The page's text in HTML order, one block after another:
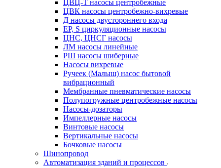
ЦВЦ-Т насосы центробежные
ЦВК насосы центробежно-вихревые
Д насосы двустороннего входа
EP, S циркуляционные насосы
ЦНС, ЦНСГ насосы
ЛМ насосы линейные
РШ насосы шиберные
Насосы вихревые
Ручеек (Малыш) насос бытовой
вибрационный
Мембранные пневматические насосы
Полупогружные центробежные насосы
Насосы-дозаторы
Импеллерные насосы
Винтовые насосы
Вертикальные насосы
Бочковые насосы
Шинопровод
Автоматизация зданий и процессов